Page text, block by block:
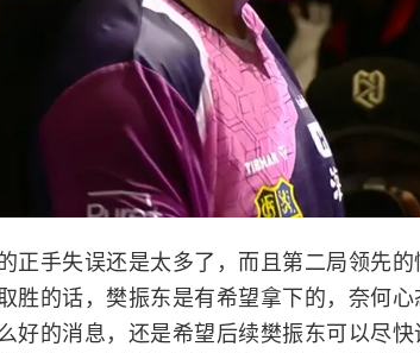
正手失误还是太多了，而且第二局领先
胜的话，樊振东是有希望拿下的，奈何
好的消息，还是希望后续樊振东可以尽